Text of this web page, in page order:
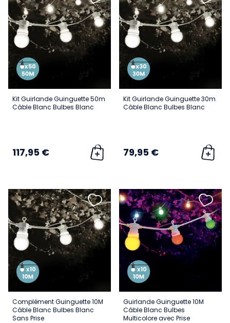
Kit Guirlande Guinguette 50m
Câble Blanc Bulbes Blanc
117,95 €
Kit Guirlande Guinguette 30m
Câble Blanc Bulbes Blanc
79,95 €
Complément Guinguette 10M
Câble Blanc Bulbes Blanc
Sans Prise
Guirlande Guinguette 10M
Câble Blanc Bulbes
Multicolore avec Prise